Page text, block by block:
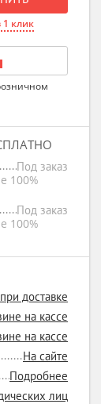
1 клик
Под заказ
100%
Под заказ
100%
доставке
на кассе
на кассе
На сайте
Подробнее
лиц